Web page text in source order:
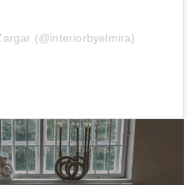
(@interiorbyelmira)